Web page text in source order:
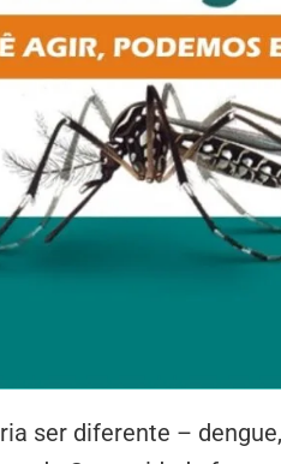
ser diferente –